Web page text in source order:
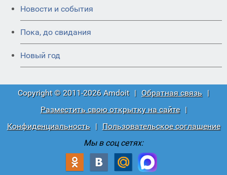
Новости и события
Пока, до свидания
Новый год
Copyright © 2011-2026 Amdoit | Обратная связь |
Разместить свою открытку на сайте
|
Конфиденциальность
|
Пользовательское соглашение
Мы в соц сетях: